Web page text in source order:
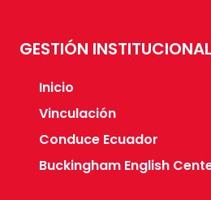
GESTIÓN INSTITUCIONAL
Inicio
Vinculación
Conduce Ecuador
Buckingham English